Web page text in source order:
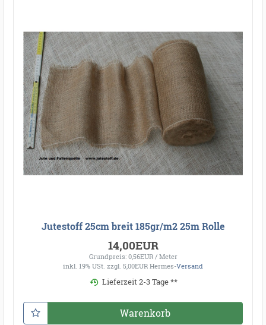
Jutestoff 25cm breit 185gr/m2 25m Rolle
14,00EUR
Grundpreis: 0,56EUR / Meter
inkl. 19% USt. zzgl. 5,00EUR Hermes-Versand
Lieferzeit 2-3 Tage **
Warenkorb